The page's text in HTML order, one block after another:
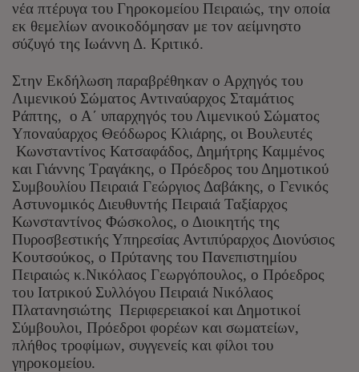
νέα πτέρυγα του Γηροκομείου Πειραιώς, την οποία
εκ θεμελίων ανοικοδόμησαν με τον αείμνηστο
σύζυγό της Ιωάννη Δ. Κριτικό.
Στην Εκδήλωση παραβρέθηκαν ο Αρχηγός του
Λιμενικού Σώματος Αντιναύαρχος Σταμάτιος
Ράπτης, ο Α΄ υπαρχηγός του Λιμενικού Σώματος
Υποναύαρχος Θεόδωρος Κλιάρης, οι Βουλευτές
Κωνσταντίνος Κατσαφάδος, Δημήτρης Καμμένος
και Γιάννης Τραγάκης, ο Πρόεδρος του Δημοτικού
Συμβουλίου Πειραιά Γεώργιος Δαβάκης, ο Γενικός
Αστυνομικός Διευθυντής Πειραιά Ταξίαρχος
Κωνσταντίνος Φώσκολος, ο Διοικητής της
Πυροσβεστικής Υπηρεσίας Αντιπύραρχος Διονύσιος
Κουτσούκος, ο Πρύτανης του Πανεπιστημίου
Πειραιώς κ.Νικόλαος Γεωργόπουλος, ο Πρόεδρος
του Ιατρικού Συλλόγου Πειραιά Νικόλαος
Πλατανησιώτης Περιφερειακοί και Δημοτικοί
Σύμβουλοι, Πρόεδροι φορέων και σωματείων,
πλήθος τροφίμων, συγγενείς και φίλοι του
γηροκομείου.